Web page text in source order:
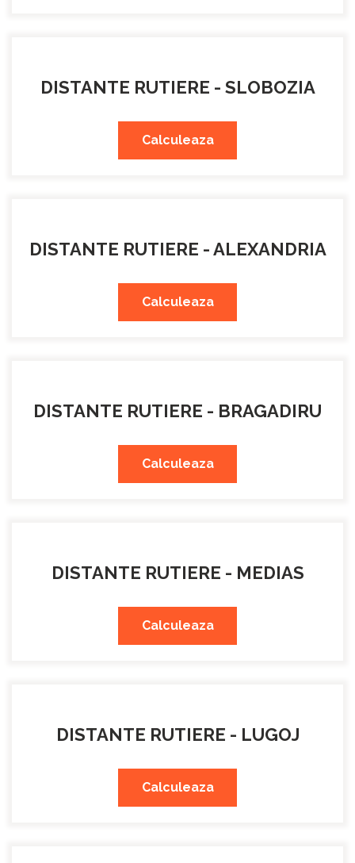
DISTANTE RUTIERE - SLOBOZIA
Calculeaza
DISTANTE RUTIERE - ALEXANDRIA
Calculeaza
DISTANTE RUTIERE - BRAGADIRU
Calculeaza
DISTANTE RUTIERE - MEDIAS
Calculeaza
DISTANTE RUTIERE - LUGOJ
Calculeaza